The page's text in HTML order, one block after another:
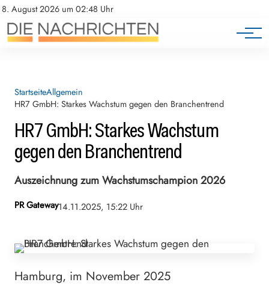
8. August 2026 um 02:48 Uhr
StartseiteAllgemein
HR7 GmbH: Starkes Wachstum gegen den Branchentrend
HR7 GmbH: Starkes Wachstum
gegen den Branchentrend
Auszeichnung zum Wachstumschampion 2026
PR Gateway14.11.2025, 15:22 Uhr
Hamburg, im November 2025